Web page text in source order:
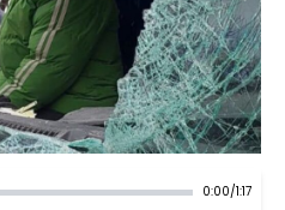
0:00/1:17